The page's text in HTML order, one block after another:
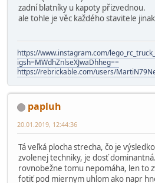
zadní blatníky u kapoty přizvednou.
ale tohle je věc každého stavitele
https://www.instagram.com/
igsh=MWdhZnlseXJwaDhheg==
https://rebrickable.com/users/
papluh
20.01.2019, 12:44:36
Tá veľká plocha strecha, čo je
zvolenej techniky, je dosť
rovnobežne tomu nepomáha, len to
fotiť pod miernym uhlom ako napr